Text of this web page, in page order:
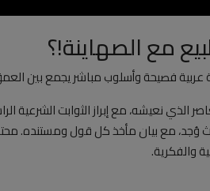
مع الصهاينة!؟
فصيحة وأسلوب مباشر يجمع بين
نعيشه، مع إبراز الثوابت الشرعية
وُجد، مع بيان مأخذ كل قول ومستنده.
والفكرية.